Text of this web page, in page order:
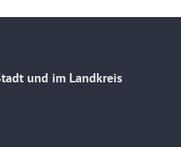
und im Landkreis